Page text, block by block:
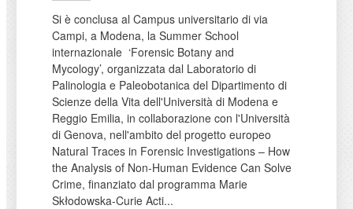
Si è conclusa al Campus universitario di via
Campi, a Modena, la Summer School
internazionale ‘Forensic Botany and
Mycology’, organizzata dal Laboratorio di
Palinologia e Paleobotanica del Dipartimento di
Scienze della Vita dell'Università di Modena e
Reggio Emilia, in collaborazione con l'Università
di Genova, nell'ambito del progetto europeo
Natural Traces in Forensic Investigations – How
the Analysis of Non-Human Evidence Can Solve
Crime, finanziato dal programma Marie
Skłodowska-Curie Acti...